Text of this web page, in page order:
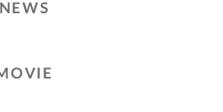
NEWS